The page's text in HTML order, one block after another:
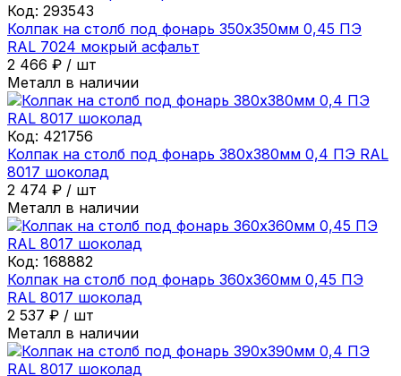
Код: 293543
Колпак на столб под фонарь 350х350мм 0,45 ПЭ
RAL 7024 мокрый асфальт
2 466 ₽ / шт
Металл в наличии
Код: 421756
Колпак на столб под фонарь 380х380мм 0,4 ПЭ RAL
8017 шоколад
2 474 ₽ / шт
Металл в наличии
Код: 168882
Колпак на столб под фонарь 360х360мм 0,45 ПЭ
RAL 8017 шоколад
2 537 ₽ / шт
Металл в наличии